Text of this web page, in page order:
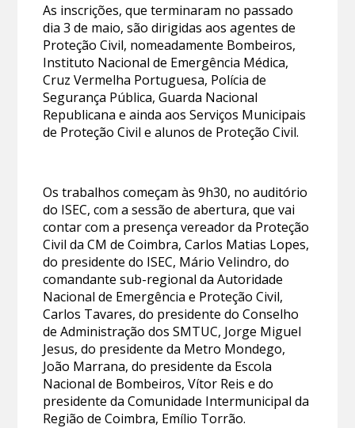
As inscrições, que terminaram no passado
dia 3 de maio, são dirigidas aos agentes de
Proteção Civil, nomeadamente Bombeiros,
Instituto Nacional de Emergência Médica,
Cruz Vermelha Portuguesa, Polícia de
Segurança Pública, Guarda Nacional
Republicana e ainda aos Serviços Municipais
de Proteção Civil e alunos de Proteção Civil.
Os trabalhos começam às 9h30, no auditório
do ISEC, com a sessão de abertura, que vai
contar com a presença vereador da Proteção
Civil da CM de Coimbra, Carlos Matias Lopes,
do presidente do ISEC, Mário Velindro, do
comandante sub-regional da Autoridade
Nacional de Emergência e Proteção Civil,
Carlos Tavares, do presidente do Conselho
de Administração dos SMTUC, Jorge Miguel
Jesus, do presidente da Metro Mondego,
João Marrana, do presidente da Escola
Nacional de Bombeiros, Vítor Reis e do
presidente da Comunidade Intermunicipal da
Região de Coimbra, Emílio Torrão.